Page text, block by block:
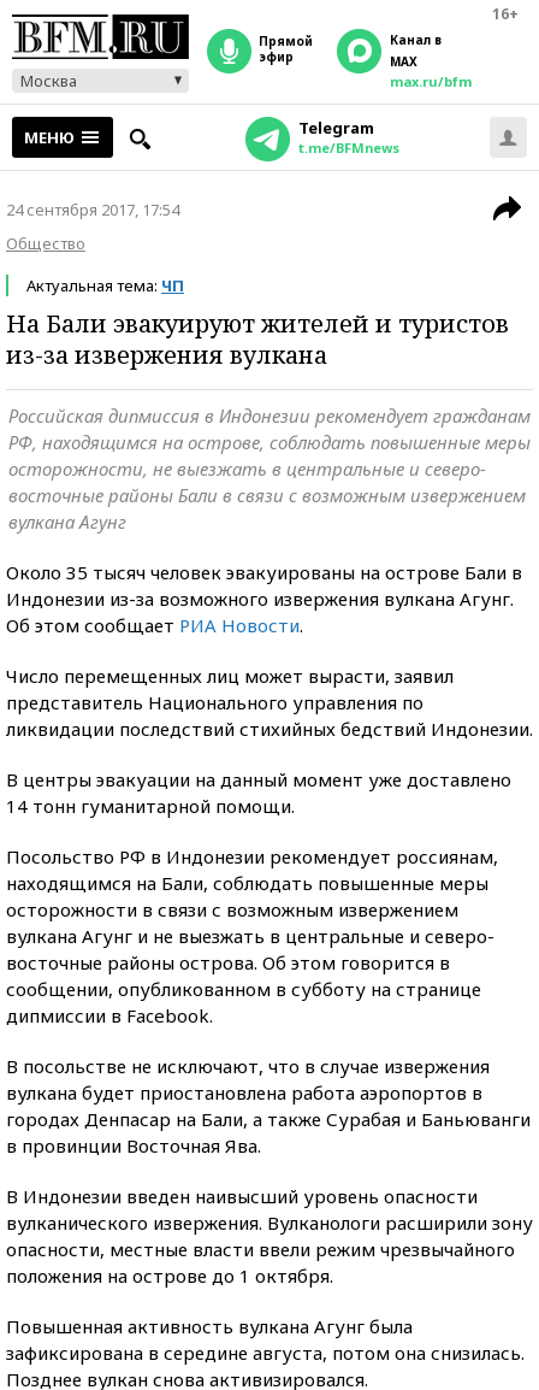
16+
Москва
прямой
эфир
Канал в
MAX
max.ru/bfm
МЕНЮ Telegram
t.me/BFMnews
24 сентября 2017, 17:54
Общество
Актуальная тема: ЧП
На Бали эвакуируют жителей и туристов
из-за извержения вулкана
Российская дипмиссия в Индонезии рекомендует гражданам
РФ, находящимся на острове, соблюдать повышенные меры
осторожности, не выезжать в центральные и северо-
восточные районы Бали в связи с возможным извержением
вулкана Агунг
Около 35 тысяч человек эвакуированы на острове Бали в
Индонезии из-за возможного извержения вулкана Агунг.
Об этом сообщает РИА Новости.
Число перемещенных лиц может вырасти, заявил
представитель Национального управления по
ликвидации последствий стихийных бедствий Индонезии.
В центры эвакуации на данный момент уже доставлено
14 тонн гуманитарной помощи.
Посольство РФ в Индонезии рекомендует россиянам,
находящимся на Бали, соблюдать повышенные меры
осторожности в связи с возможным извержением
вулкана Агунг и не выезжать в центральные и северо-
восточные районы острова. Об этом говорится в
сообщении, опубликованном в субботу на странице
дипмиссии в Facebook.
В посольстве не исключают, что в случае извержения
вулкана будет приостановлена работа аэропортов в
городах Денпасар на Бали, а также Сурабая и Баньюванги
в провинции Восточная Ява.
В Индонезии введен наивысший уровень опасности
вулканического извержения. Вулканологи расширили зону
опасности, местные власти ввели режим чрезвычайного
положения на острове до 1 октября.
Повышенная активность вулкана Агунг была
зафиксирована в середине августа, потом она снизилась.
Позднее вулкан снова активизировался.